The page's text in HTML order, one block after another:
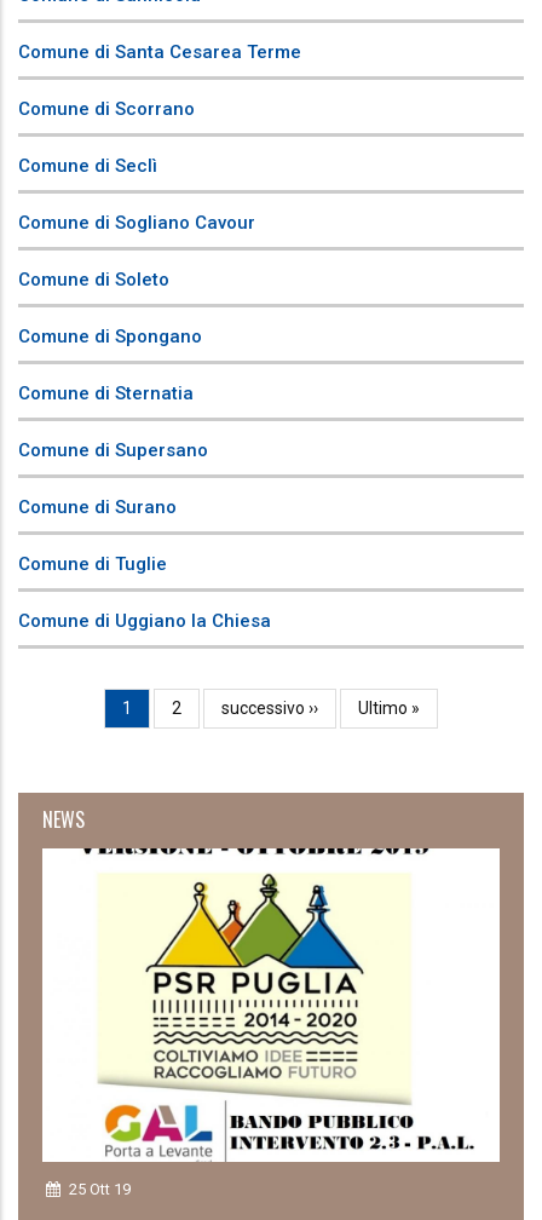
Comune di Santa Cesarea Terme
Comune di Scorrano
Comune di Seclì
Comune di Sogliano Cavour
Comune di Soleto
Comune di Spongano
Comune di Sternatia
Comune di Supersano
Comune di Surano
Comune di Tuglie
Comune di Uggiano la Chiesa
PaginazionePagina
attuale
1 Page
2
Pagina
successiva
successivo ››
Ultima
pagina
Ultimo »
NEWS
25 Ott 19